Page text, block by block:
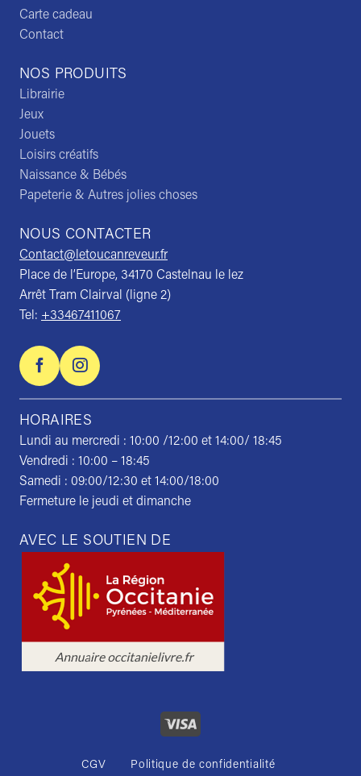
NOS PRODUITS
Librairie
Jeux
Jouets
Loisirs créatifs
Naissance & Bébés
Papeterie & Autres jolies choses
NOUS CONTACTER
Contact@letoucanreveur.fr
Place de l’Europe, 34170 Castelnau le lez
Arrêt Tram Clairval (ligne 2)
Tel: +33467411067
HORAIRES
Lundi au mercredi : 10:00 /12:00 et 14:00/ 18:45
Vendredi : 10:00 – 18:45
Samedi : 09:00/12:30 et 14:00/18:00
Fermeture le jeudi et dimanche
Carte cadeau
Contact
AVEC LE SOUTIEN DE
CGV Politique de confidentialité